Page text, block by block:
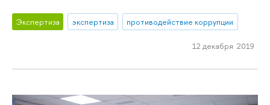
Экспертиза экспертиза противодействие коррупции
12 декабря 2019